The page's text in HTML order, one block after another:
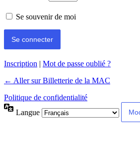
Se souvenir de moi
Inscription
Mot de passe oublié ?
← Aller sur Billetterie de la MAC
Politique de confidentialité
Langue